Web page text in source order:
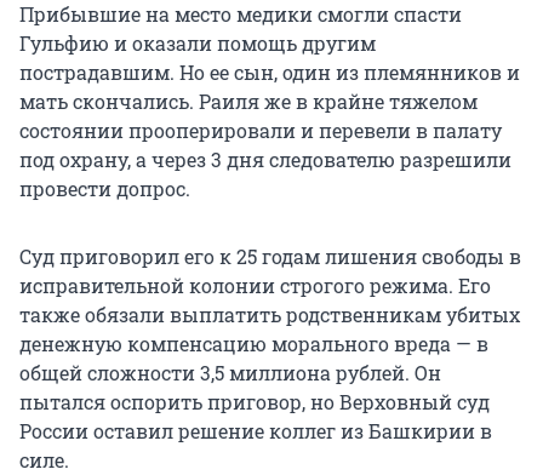
Прибывшие на место медики смогли спасти
Гульфию и оказали помощь другим
пострадавшим. Но ее сын, один из племянников и
мать скончались. Раиля же в крайне тяжелом
состоянии прооперировали и перевели в палату
под охрану, а через 3 дня следователю разрешили
провести допрос.
Суд приговорил его к 25 годам лишения свободы в
исправительной колонии строгого режима. Его
также обязали выплатить родственникам убитых
денежную компенсацию морального вреда — в
общей сложности 3,5 миллиона рублей. Он
пытался оспорить приговор, но Верховный суд
России оставил решение коллег из Башкирии в
силе.